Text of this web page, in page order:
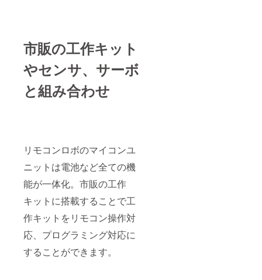
市販の工作キット
やセンサ、サーボ
と組み合わせ
リモコンロボのマイコンユ
ニットは電池など全ての機
能が一体化。市販の工作
キットに搭載することで工
作キットをリモコン操作対
応、プログラミング対応に
することができます。